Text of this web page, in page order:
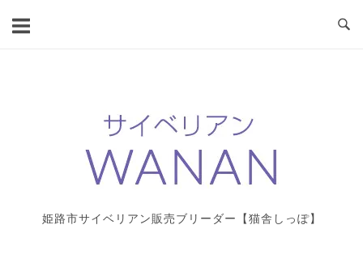
姫路市サイベリアン販売ブリーダー【猫舎しっぽ】